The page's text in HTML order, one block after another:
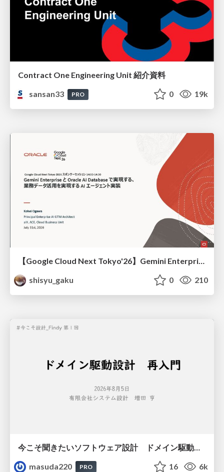
Contract One Engineering Unit 紹介資料
sansan33
PRO 0 19k
【Google Cloud Next Tokyo'26】Gemini Enterprise と Oracle AI Database で実現する、 業務データ活用を実現する AI エージェント実装
shisyu_gaku
0 210
masuda220
PRO 16 6k